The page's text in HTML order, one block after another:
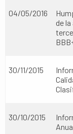
04/05/2016
de
30/11/2015
30/10/2015